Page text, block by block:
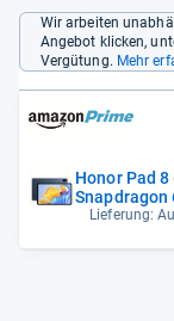
Wir arbeiten
Angebot klicken,
Vergütung. Mehr
Honor Pad
Snapdragon
Lieferung: